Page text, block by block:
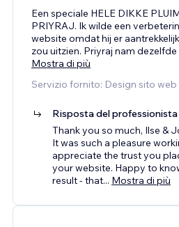
Een speciale HELE DIKKE
PRIYRAJ. Ik wilde een
website omdat hij er
zou uitzien. Priyraj nam
Mostra di più
Servizio fornito: Design sito
Risposta del professionista
Thank you so much, Ilse &
It was such a pleasure
appreciate the trust you
your website. Happy to
result - that... Mostra di più